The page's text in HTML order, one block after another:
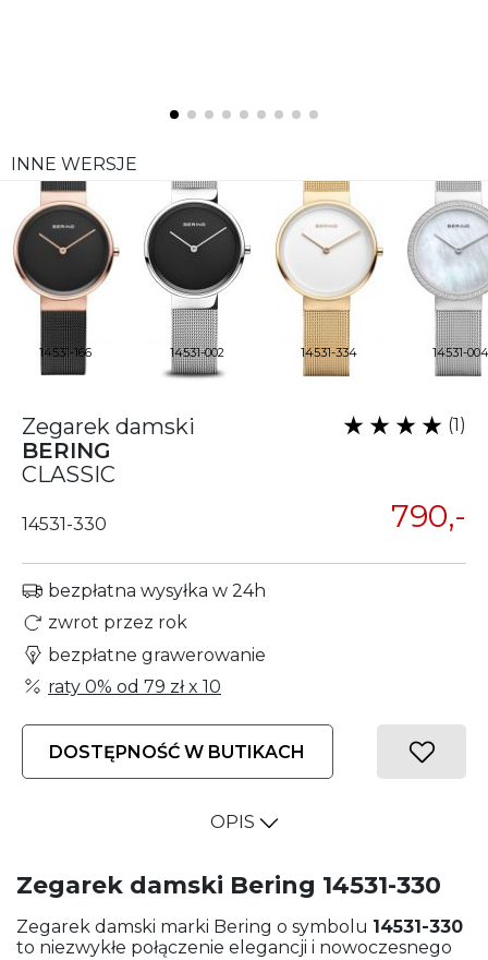
INNE WERSJE
14531-166 14531-002 14531-334 14531-004
Zegarek damski
BERING
CLASSIC
(1)
14531-330 790,-
bezpłatna wysyłka w 24h
zwrot przez rok
bezpłatne grawerowanie
raty 0% od 79 złx 10
DOSTĘPNOŚĆ W BUTIKACH
OPIS
Zegarek damski Bering 14531-330
Zegarek dams­ki marki Ber­ing o sym­bo­lu 14531-330
to nie­zwy­kłe połą­cze­nie ele­gan­cji i nowo­cze­sne­go